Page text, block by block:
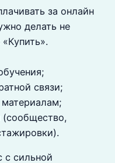
за онлайн
делать не
связи;
с сильной